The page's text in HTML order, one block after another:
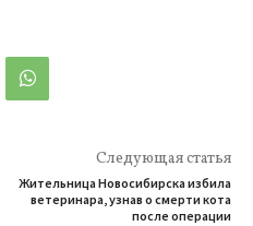
Следующая статья
Жительница Новосибирска избила
ветеринара, узнав о смерти кота
после операции